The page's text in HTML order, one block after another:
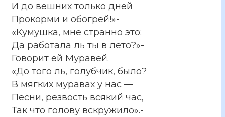
И до вешних только дней
Прокорми и обогрей!»-
«Кумушка, мне странно это:
Да работала ль ты в лето?»-
Говорит ей Муравей.
«До того ль, голубчик, было?
В мягких муравах у нас —
Песни, резвость всякий час,
Так что голову вскружило».-